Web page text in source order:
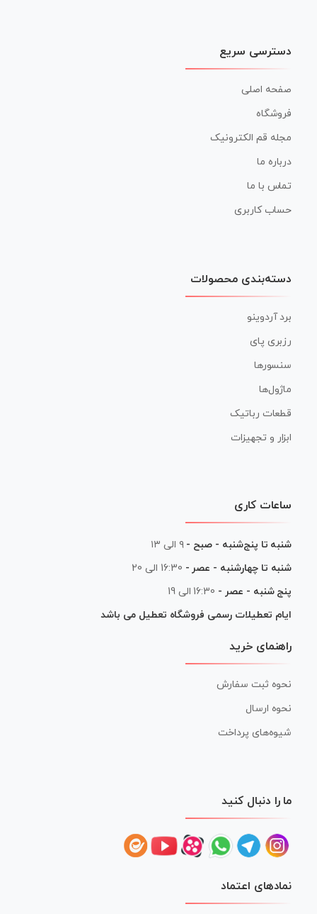
دسترسی سریع
صفحه اصلی
فروشگاه
مجله قم الکترونیک
درباره ما
تماس با ما
حساب کاربری
دسته‌بندی محصولات
برد آردوینو
رزبری پای
سنسورها
ماژول‌ها
قطعات رباتیک
ابزار و تجهیزات
ساعات کاری
شنبه تا پنج‌شنبه - صبح - ۹ الی ۱۳
شنبه تا چهارشنبه - عصر - 16:30 الی 20
پنج شنبه - عصر - 16:30 الی 19
ایام تعطیلات رسمی فروشگاه تعطیل می باشد
راهنمای خرید
نحوه ثبت سفارش
نحوه ارسال
شیوه‌های پرداخت
ما را دنبال کنید
نمادهای اعتماد